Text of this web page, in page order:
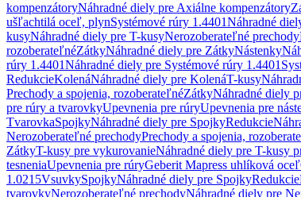
kompenzátoryNáhradné diely pre Axiálne kompenzátory
ušľachtilá oceľ, plynSystémové rúry 1.4401Náhradné
kusyNáhradné diely pre T-kusyNerozoberateľné prechody
rozoberateľnéZátkyNáhradné diely pre ZátkyNástenky
rúry 1.4401Náhradné diely pre Systémové rúry 1.4401
RedukcieKolenáNáhradné diely pre KolenáT-kusy
Prechody a spojenia, rozoberateľnéZátkyNáhradné diely
pre rúry a tvarovkyUpevnenia pre rúryUpevnenia pre
TvarovkaSpojkyNáhradné diely pre SpojkyRedukcie
Nerozoberateľné prechodyPrechody a spojenia,
ZátkyT-kusy pre vykurovanieNáhradné diely pre T-kusy
tesneniaUpevnenia pre rúryGeberit Mapress uhlíková oceľ
1.0215VsuvkySpojkyNáhradné diely pre SpojkyRedukcie
tvarovkyNerozoberateľné prechodyNáhradné diely pre